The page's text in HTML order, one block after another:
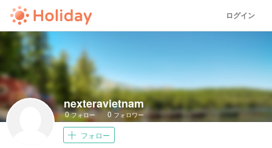
ログイン
nexteravietnam
0フォロー 0 フォロワー
フォロー